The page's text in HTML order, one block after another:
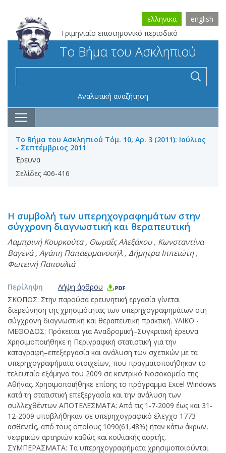
Τριμηνιαίο επιστημονικό περιοδικό
ελληνικα english
Το Βήμα του Ασκληπιού
Αναλυτική αναζήτηση
Το Βήμα του Ασκληπιού Τόμ. 10, Αρ. 3 (2011): Ιούλιος
- Σεπτέμβριος 2011
Έρευνα
Σελίδες 406-416
Η συμβολή των υπερηχογραφημάτων στην
σύγχρονη διαγνωστική και θεραπευτική
Λαμπρινή Κουρκούτα, Θωμαΐς Αλεξάκου, Κωνσταντίνα
Βαγενά, Αγάπη Παπαεμμανουήλ, Δήμητρα Ιππειώτη,
Φωτεινή Παπουλιά
Περίληψη
Λήψη άρθρου
ΣΚΟΠΟΣ: Στην παρούσα ερευνητική εργασία γίνεται
διερεύνηση της χρησιμότητας των υπερηχογραφημάτων στη
σύγχρονη διαγνωστική και θεραπευτική πρακτική. ΥΛΙΚΟ -
ΜΕΘΟΔΟΣ: Πρόκειται για Αναδρομική–Συγκριτική έρευνα.
Χρησιμοποιήθηκε η Περιγραφική στατιστική για την
καταγραφή–επεξεργασία και ανάλυση των σχετικών με τα
υπερηχογραφήματα στοιχείων, που πραγματοποιήθηκαν το
τελευταίο εξάμηνο του 2009 σε κεντρικό Νοσοκομείο της
Αθήνας. Χρησιμοποιήθηκε επίσης το πρόγραμμα Excel Windows
κατά τη στατιστική επεξεργασία και την ανάλυση των
συλλεχθέντων ΑΠΟΤΕΛΕΣΜΑΤΑ: Από τις 1-7-2009 έως και 31-
12-2009 υποβλήθηκαν σε υπερηχογραφικό έλεγχο 1773
ασθενείς, από τους οποίους 1090(61,48%) ήταν κάτω άκρων,
νεφρικών αρτηριών καθώς και κοιλιακής αορτής.
ΣΥΜΠΕΡΑΣΜΑΤΑ: Τα υπερηχογραφήματα χρησιμοποιούνται